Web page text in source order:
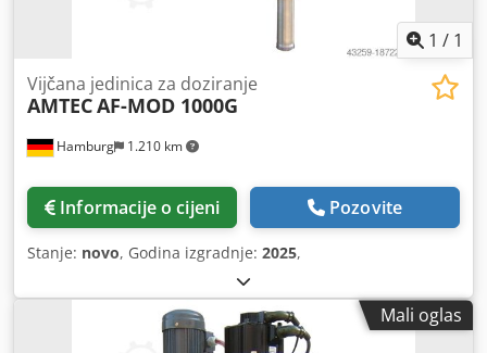
1 / 1
Hamburg 1.210 km
Vijčana jedinica za doziranje
AMTECAF-MOD 1000G
Informacije o cijeni Pozovite
Stanje: novo, Godina izgradnje: 2025,
Mali oglas